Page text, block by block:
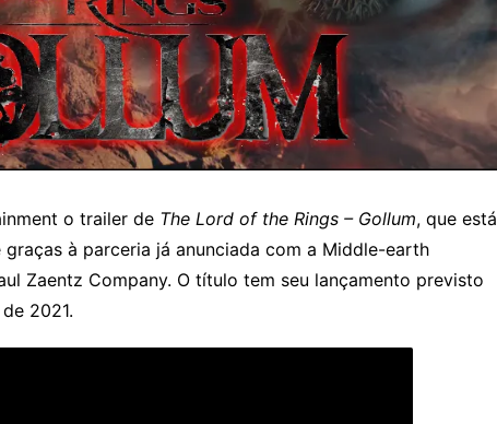
o trailer de The Lord of the Rings – Gollum, que está
à parceria já anunciada com a Middle-earth
Zaentz Company. O título tem seu lançamento previsto
2021.